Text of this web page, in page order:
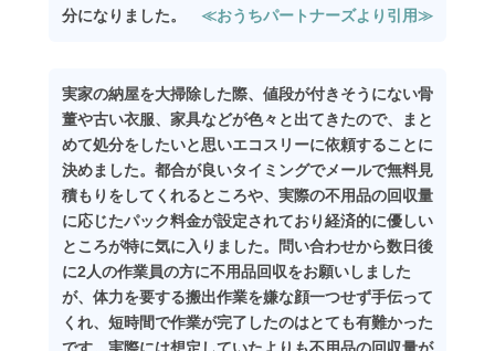
分になりました。 ≪おうちパートナーズより引用≫
実家の納屋を大掃除した際、値段が付きそうにない骨
董や古い衣服、家具などが色々と出てきたので、まと
めて処分をしたいと思いエコスリーに依頼することに
決めました。都合が良いタイミングでメールで無料見
積もりをしてくれるところや、実際の不用品の回収量
に応じたパック料金が設定されており経済的に優しい
ところが特に気に入りました。問い合わせから数日後
に2人の作業員の方に不用品回収をお願いしました
が、体力を要する搬出作業を嫌な顔一つせず手伝って
くれ、短時間で作業が完了したのはとても有難かった
です。実際には想定していたよりも不用品の回収量が